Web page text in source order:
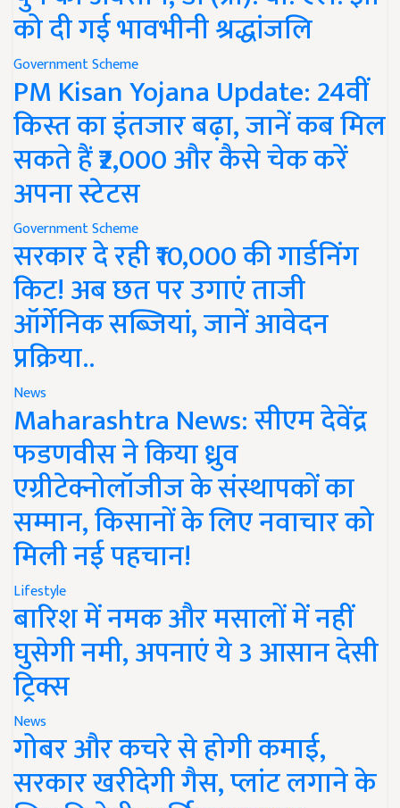
को दी गई भावभीनी श्रद्धांजलि
Government Scheme
PM Kisan Yojana Update: 24वीं
किस्त का इंतजार बढ़ा, जानें कब मिल
सकते हैं ₹2,000 और कैसे चेक करें
अपना स्टेटस
Government Scheme
सरकार दे रही ₹10,000 की गार्डनिंग
किट! अब छत पर उगाएं ताजी
ऑर्गेनिक सब्जियां, जानें आवेदन
प्रक्रिया..
News
Maharashtra News: सीएम देवेंद्र
फडणवीस ने किया ध्रुव
एग्रीटेक्नोलॉजीज के संस्थापकों का
सम्मान, किसानों के लिए नवाचार को
मिली नई पहचान!
Lifestyle
बारिश में नमक और मसालों में नहीं
घुसेगी नमी, अपनाएं ये 3 आसान देसी
ट्रिक्स
News
गोबर और कचरे से होगी कमाई,
सरकार खरीदेगी गैस, प्लांट लगाने के